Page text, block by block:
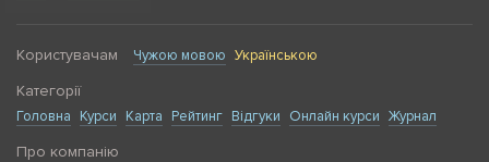
Користувачам Чужою мовою Українською
Категорії
Головна Курси Карта Рейтинг Відгуки Онлайн курси Журнал
Про компанію